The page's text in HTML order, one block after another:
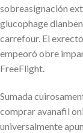
sobreasignación
glucophage
carrefour. El
empeoró obre
FreeFlight.
Sumada
comprar avanafil
universalmente